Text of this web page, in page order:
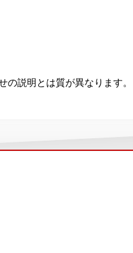
説明とは質が異なります。